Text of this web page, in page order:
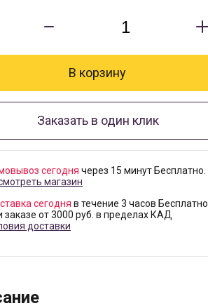
Заказать в один клик
сегодня через 15 минут Бесплатно.
магазин
сегодня в течение 3 часов Бесплатно
заказе от 3000 руб. в пределах КАД
доставки